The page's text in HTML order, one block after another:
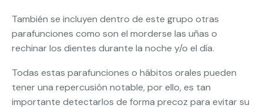
También se incluyen dentro de este grupo otras
parafunciones como son el morderse las uñas o
rechinar los dientes durante la noche y/o el día.
Todas estas parafunciones o hábitos orales pueden
tener una repercusión notable, por ello, es tan
importante detectarlos de forma precoz para evitar su